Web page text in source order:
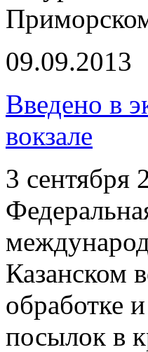
09.09.2013
Введено в
вокзале
3
Казанском
обработке
посылок в